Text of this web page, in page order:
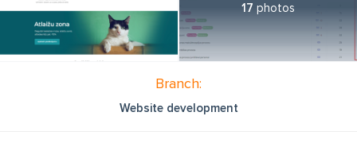
17 photos
Branch:
Website development